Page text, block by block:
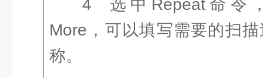
4 选中Repeat命令
More，可以填写需要的扫
称。